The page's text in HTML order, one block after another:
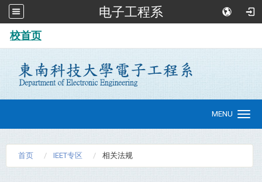
电子工程系
校首页
navigation
MENU
首页 IEET专区 相关法规